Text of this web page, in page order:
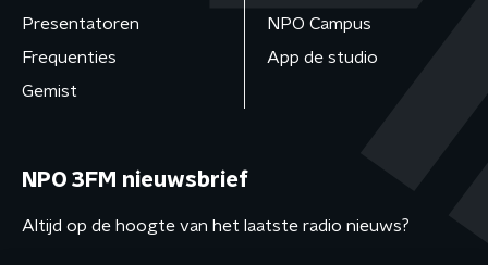
Presentatoren
Frequenties
Gemist
NPO Campus
App de studio
NPO 3FM nieuwsbrief
Altijd op de hoogte van het laatste radio nieuws?